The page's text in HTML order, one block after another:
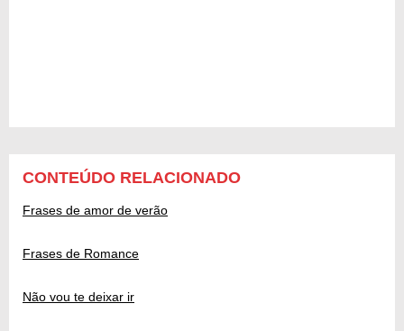
CONTEÚDO RELACIONADO
Frases de amor de verão
Frases de Romance
Não vou te deixar ir